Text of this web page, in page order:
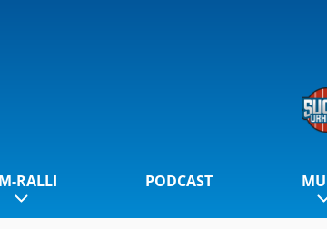
RALLI PODCAST